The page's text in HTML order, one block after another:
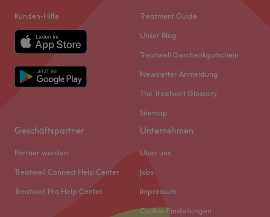
Kunden-Hilfe Treatment Guide
Unser Blog
Treatwell Geschenkgutschein
Newsletter Anmeldung
The Treatwell Glossary
Sitemap
Geschäftspartner
Partner werden
Treatwell Connect Help Center
Treatwell Pro Help Center
Unternehmen
Über uns
Jobs
Impressum
Cookie-Einstellungen